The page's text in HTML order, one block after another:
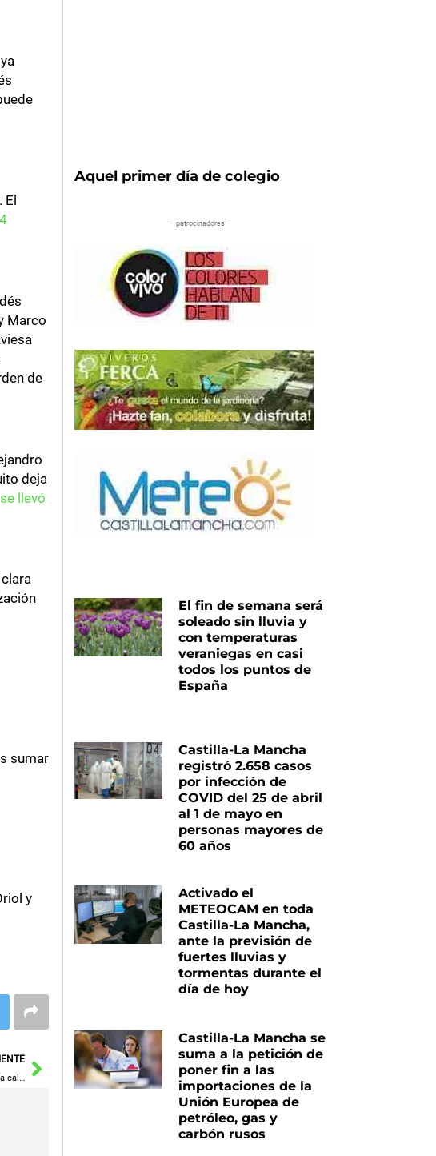
Marco
de
deja
llevó
sumar
y
El presidente provincial destaca inversiones en Higueruela para mejorar la calidad de vida de los mayores
Siguiente
Aquel primer día de colegio
– patrocinadores –
El fin de semana será
soleado sin lluvia y
con temperaturas
veraniegas en casi
todos los puntos de
España
Castilla-La Mancha
registró 2.658 casos
por infección de
COVID del 25 de abril
al 1 de mayo en
personas mayores de
60 años
Activado el
METEOCAM en toda
Castilla-La Mancha,
ante la previsión de
fuertes lluvias y
tormentas durante el
día de hoy
Castilla-La Mancha se
suma a la petición de
poner fin a las
importaciones de la
Unión Europea de
petróleo, gas y
carbón rusos